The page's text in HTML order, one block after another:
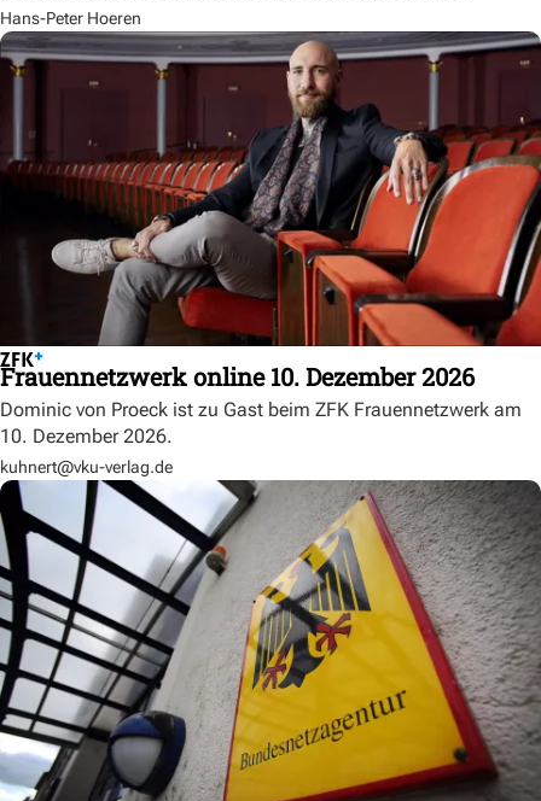
Hans-Peter Hoeren
Frauennetzwerk online 10. Dezember 2026
Dominic von Proeck ist zu Gast beim ZFK Frauennetzwerk am
10. Dezember 2026.
kuhnert@vku-verlag.de